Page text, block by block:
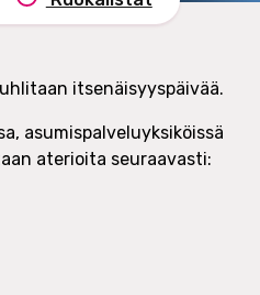
n
a
d
itsenäisyyspäivää.
asumispalveluyksiköissä
aterioita seuraavasti: